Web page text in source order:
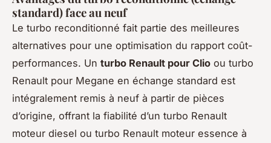
standard) face au neuf
Le turbo reconditionné fait partie des meilleures
alternatives pour une optimisation du rapport coût-
performances. Un turbo Renault pour Clio ou turbo
Renault pour Megane en échange standard est
intégralement remis à neuf à partir de pièces
d’origine, offrant la fiabilité d’un turbo Renault
moteur diesel ou turbo Renault moteur essence à